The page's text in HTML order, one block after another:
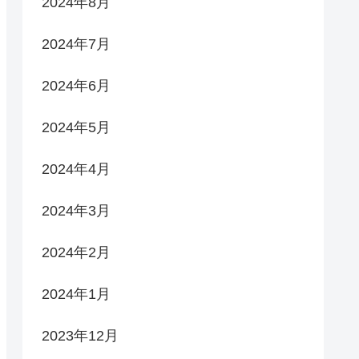
2024年7月
2024年6月
2024年5月
2024年4月
2024年3月
2024年2月
2024年1月
2023年12月